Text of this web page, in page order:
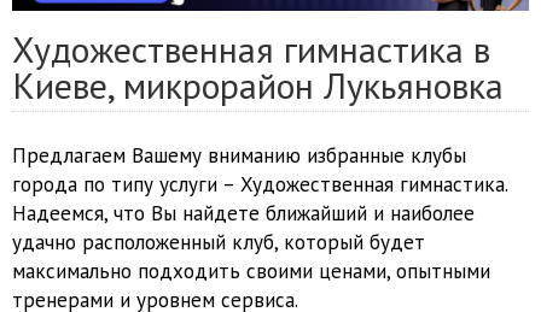
Художественная гимнастика в
Киеве, микрорайон Лукьяновка
Предлагаем Вашему вниманию избранные клубы
города по типу услуги – Художественная гимнастика.
Надеемся, что Вы найдете ближайший и наиболее
удачно расположенный клуб, который будет
максимально подходить своими ценами, опытными
тренерами и уровнем сервиса.